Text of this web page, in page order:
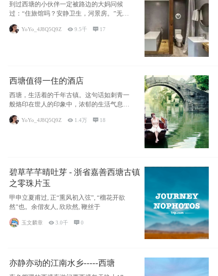
到过西塘的小伙伴一定被路边的大妈问候
过：“住旅馆吗？安静卫生，河景房。”无意
YoYo_4J8Q5Q9Z 9.5千  17
西塘值得一住的酒店
西塘，生活着的千年古镇。这句话如刺青一
般烙印在世人的印象中，浓郁的生活气息，
小桥流水
YoYo_4J8Q5Q9Z  1.4万  18
碧草芊芊晴吐芽 - 浙省嘉善西塘古镇
之零珠片玉
甲申立夏甫过, 正“熏风初入弦”, “榴花开欲
然”也。余偕友人, 欣欣然, 鞭丝于
玉文麟章  3.0千 0
亦静亦动的江南水乡-----西塘